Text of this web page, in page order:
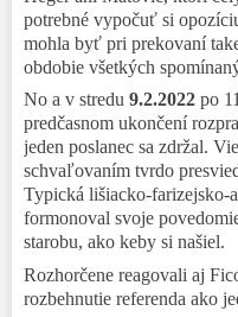
potrebné vypočuť si
mohla byť pri prekovaní
obdobie všetkých
No a v stredu 9.2.2022 po
predčasnom ukončení
jeden poslanec sa zdržal.
schvaľovaním tvrdo
Typická lišiacko-farizejsko-
formonoval svoje
starobu, ako keby si našiel.
Rozhorčene reagovali aj
rozbehnutie referenda ako